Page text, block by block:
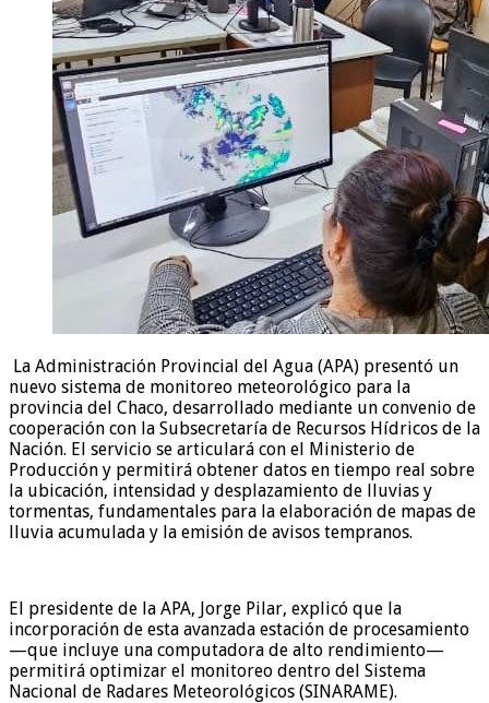
La Administración Provincial del Agua (APA) presentó un
nuevo sistema de monitoreo meteorológico para la
provincia del Chaco, desarrollado mediante un convenio de
cooperación con la Subsecretaría de Recursos Hídricos de la
Nación. El servicio se articulará con el Ministerio de
Producción y permitirá obtener datos en tiempo real sobre
la ubicación, intensidad y desplazamiento de lluvias y
tormentas, fundamentales para la elaboración de mapas de
lluvia acumulada y la emisión de avisos tempranos.
El presidente de la APA, Jorge Pilar, explicó que la
incorporación de esta avanzada estación de procesamiento
—que incluye una computadora de alto rendimiento—
permitirá optimizar el monitoreo dentro del Sistema
Nacional de Radares Meteorológicos (SINARAME).